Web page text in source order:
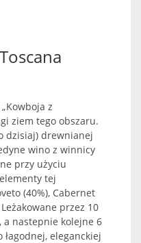
z
ziem tego obszaru.
dzisiaj) drewnianej
wino z winnicy
przy użyciu
tej
(40%), Cabernet
przez 10
a nastepnie kolejne 6
eleganckiej